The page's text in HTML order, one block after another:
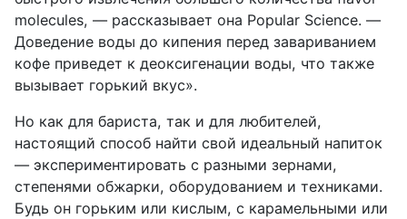
molecules, — рассказывает она Popular Science. —
Доведение воды до кипения перед завариванием
кофе приведет к деоксигенации воды, что также
вызывает горький вкус».
Но как для бариста, так и для любителей,
настоящий способ найти свой идеальный напиток
— экспериментировать с разными зернами,
степенями обжарки, оборудованием и техниками.
Будь он горьким или кислым, с карамельными или